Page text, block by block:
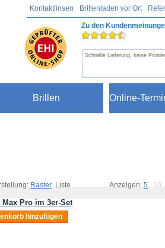
Kontaktlinsen Brillenladen vor Ort
Zu den
Schnelle Lieferung, keine
Brillen Online-
Anzeigen: 5 10
Raster Liste
Pro im 3er-Set
hinzufügen